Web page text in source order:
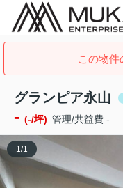
この物件
グランピア永山
- (-/坪) 管理/共益費 -
1/1